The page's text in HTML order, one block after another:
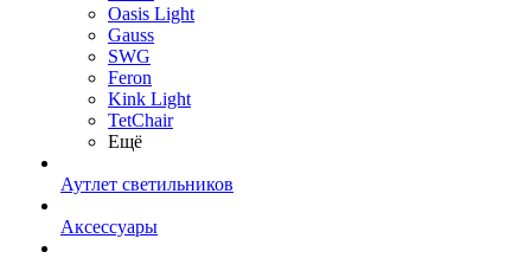
Oasis Light
Gauss
SWG
Feron
Kink Light
TetСhair
Ещё
Аутлет светильников
Аксессуары